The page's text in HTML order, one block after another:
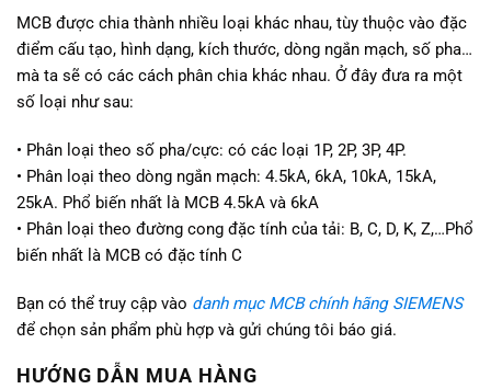
MCB được chia thành nhiều loại khác nhau, tùy thuộc vào đặc
điểm cấu tạo, hình dạng, kích thước, dòng ngắn mạch, số pha…
mà ta sẽ có các cách phân chia khác nhau. Ở đây đưa ra một
số loại như sau:
• Phân loại theo số pha/cực: có các loại 1P, 2P, 3P, 4P.
• Phân loại theo dòng ngắn mạch: 4.5kA, 6kA, 10kA, 15kA,
25kA. Phổ biến nhất là MCB 4.5kA và 6kA
• Phân loại theo đường cong đặc tính của tải: B, C, D, K, Z,…Phổ
biến nhất là MCB có đặc tính C
Bạn có thể truy cập vào danh mục MCB chính hãng SIEMENS
để chọn sản phẩm phù hợp và gửi chúng tôi báo giá.
HƯỚNG DẪN MUA HÀNG